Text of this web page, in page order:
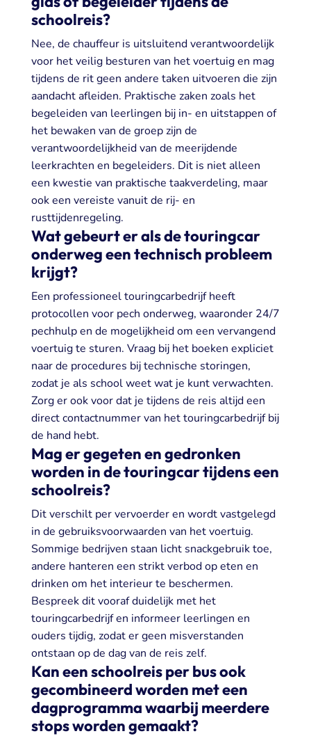
schoolreis?
Nee, de chauffeur is uitsluitend verantwoordelijk
voor het veilig besturen van het voertuig en mag
tijdens de rit geen andere taken uitvoeren die zijn
aandacht afleiden. Praktische zaken zoals het
begeleiden van leerlingen bij in- en uitstappen of
het bewaken van de groep zijn de
verantwoordelijkheid van de meerijdende
leerkrachten en begeleiders. Dit is niet alleen
een kwestie van praktische taakverdeling, maar
ook een vereiste vanuit de rij- en
rusttijdenregeling.
Wat gebeurt er als de touringcar
onderweg een technisch probleem
krijgt?
Een professioneel touringcarbedrijf heeft
protocollen voor pech onderweg, waaronder 24/7
pechhulp en de mogelijkheid om een vervangend
voertuig te sturen. Vraag bij het boeken expliciet
naar de procedures bij technische storingen,
zodat je als school weet wat je kunt verwachten.
Zorg er ook voor dat je tijdens de reis altijd een
direct contactnummer van het touringcarbedrijf bij
de hand hebt.
Mag er gegeten en gedronken
worden in de touringcar tijdens een
schoolreis?
Dit verschilt per vervoerder en wordt vastgelegd
in de gebruiksvoorwaarden van het voertuig.
Sommige bedrijven staan licht snackgebruik toe,
andere hanteren een strikt verbod op eten en
drinken om het interieur te beschermen.
Bespreek dit vooraf duidelijk met het
touringcarbedrijf en informeer leerlingen en
ouders tijdig, zodat er geen misverstanden
ontstaan op de dag van de reis zelf.
Kan een schoolreis per bus ook
gecombineerd worden met een
dagprogramma waarbij meerdere
stops worden gemaakt?